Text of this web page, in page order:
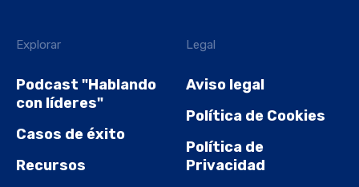
Explorar
Podcast "Hablando
con líderes"
Casos de éxito
Recursos
Legal
Aviso legal
Política de Cookies
Política de
Privacidad